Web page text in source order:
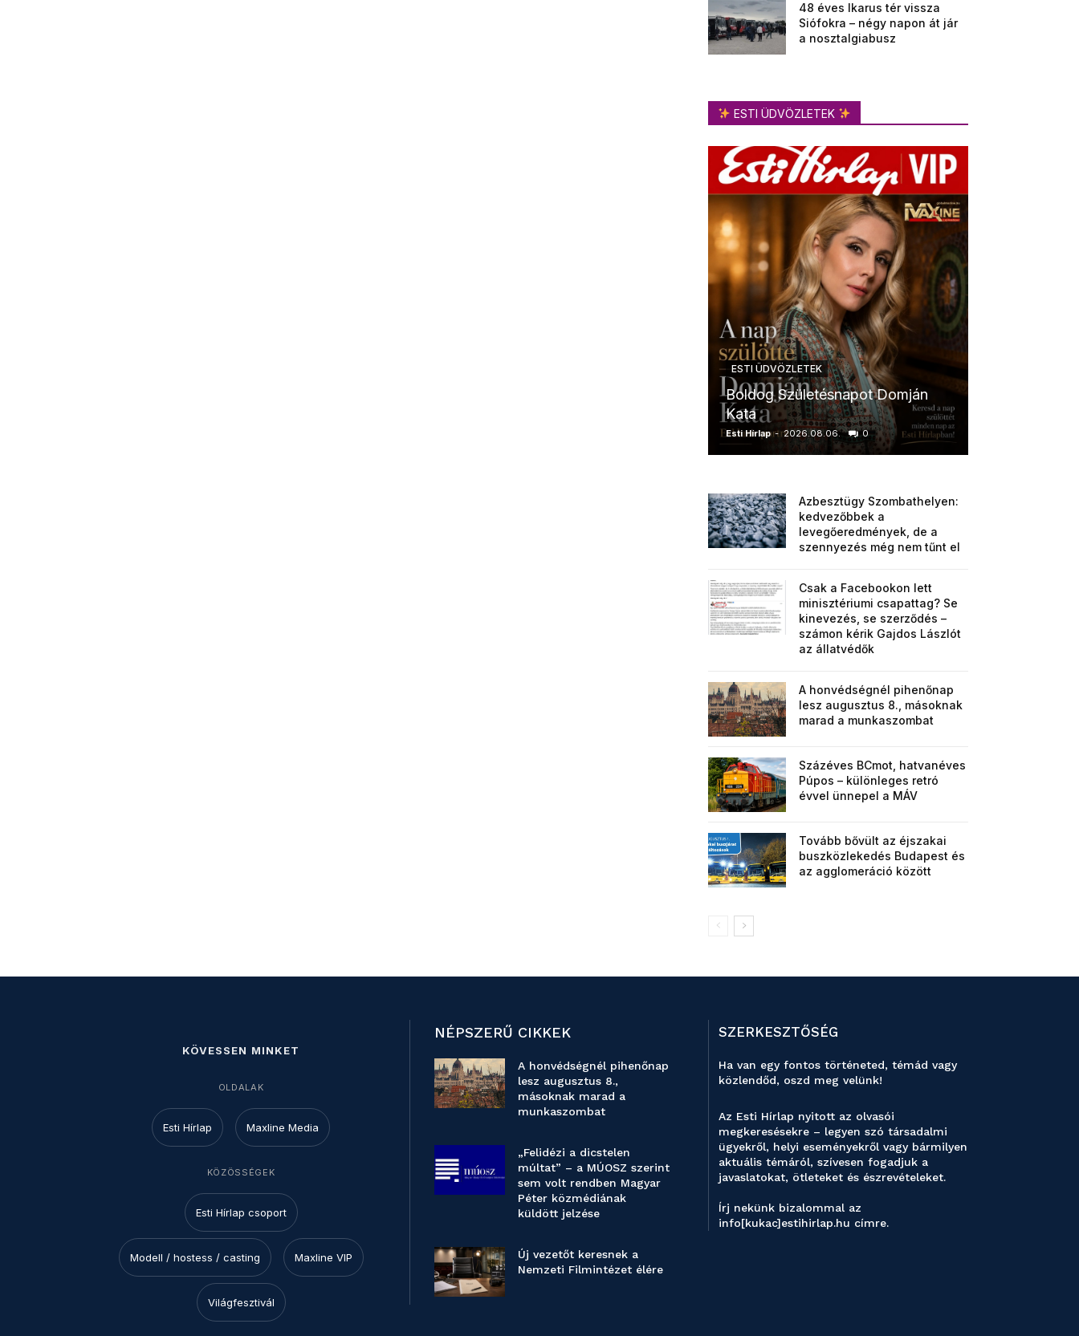
48 éves Ikarus tér vissza
Siófokra – négy napon át jár
a nosztalgiabusz
ESTI ÜDVÖZLETEK
ESTI ÜDVÖZLETEK
Boldog Születésnapot Domján
Kata
Esti Hírlap - 2026.08.06. 0
Azbesztügy Szombathelyen:
kedvezőbbek a
levegőeredmények, de a
szennyezés még nem tűnt el
Csak a Facebookon lett
minisztériumi csapattag? Se
kinevezés, se szerződés –
számon kérik Gajdos Lászlót
az állatvédők
A honvédségnél pihenőnap
lesz augusztus 8., másoknak
marad a munkaszombat
Százéves BCmot, hatvanéves
Púpos – különleges retró
évvel ünnepel a MÁV
Tovább bővült az éjszakai
buszközlekedés Budapest és
az agglomeráció között
KÖVESSEN MINKET
OLDALAK
Esti Hírlap Maxline Media
KÖZÖSSÉGEK
Esti Hírlap csoport
Modell / hostess / casting Maxline VIP
Világfesztivál
NÉPSZERŰ CIKKEK
A honvédségnél pihenőnap
lesz augusztus 8.,
másoknak marad a
munkaszombat
„Felidézi a dicstelen
múltat” – a MÚOSZ szerint
sem volt rendben Magyar
Péter közmédiának
küldött jelzése
Új vezetőt keresnek a
Nemzeti Filmintézet élére
SZERKESZTŐSÉG
Ha van egy fontos történeted, témád vagy
közlendőd, oszd meg velünk!
Az Esti Hírlap nyitott az olvasói
megkeresésekre – legyen szó társadalmi
ügyekről, helyi eseményekről vagy bármilyen
aktuális témáról, szívesen fogadjuk a
javaslatokat, ötleteket és észrevételeket.
Írj nekünk bizalommal az
info[kukac]estihirlap.hu címre.